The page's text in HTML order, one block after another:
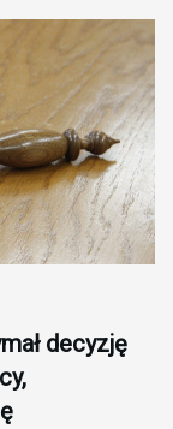
decyzję